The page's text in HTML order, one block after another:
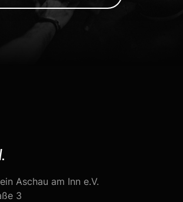
Aschau am Inn e.V.
3